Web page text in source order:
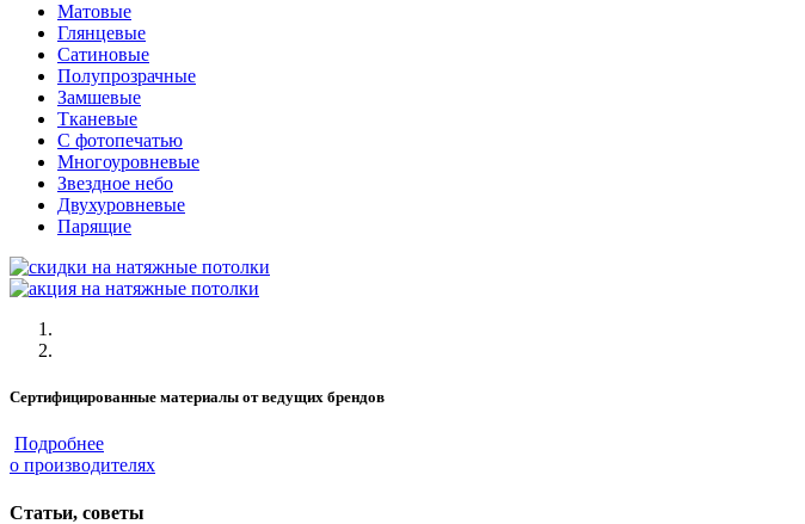
Матовые
Глянцевые
Сатиновые
Полупрозрачные
Замшевые
Тканевые
C фотопечатью
Многоуровневые
Звездное небо
Двухуровневые
Парящие
Сертифицированные материалы от ведущих брендов
Подробнее
о производителях
Статьи, советы